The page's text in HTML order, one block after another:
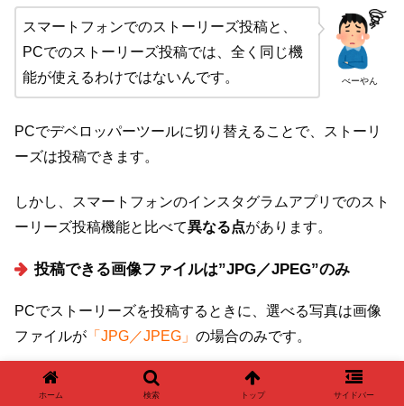
べーやん
スマートフォンでのストーリーズ投稿と、
PCでのストーリーズ投稿では、全く同じ機
能が使えるわけではないんです。
PCでデベロッパーツールに切り替えることで、ストーリ
ーズは投稿できます。
しかし、スマートフォンのインスタグラムアプリでのスト
ーリーズ投稿機能と比べて異なる点があります。
投稿できる画像ファイルは”JPG／JPEG”のみ
PCでストーリーズを投稿するときに、選べる写真は画像
ファイルが 「JPG／JPEG」 の場合のみです。
ファイル名の最後にある拡張子が 「.jpg」「.jpeg」であ
ホーム 検索 トップ サイドバー